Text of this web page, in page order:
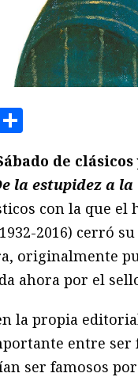
de
la estupidez a
con la que el
2016) cerró
originalmente
ahora por el
la propia
entre ser
ser famosos